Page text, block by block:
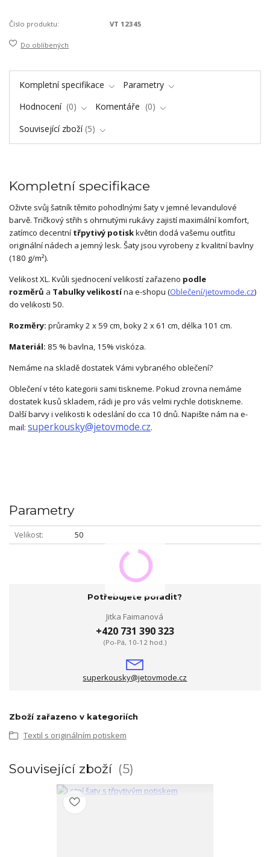
Číslo produktu: VT 12345
Do oblíbených
Kompletní specifikace
Parametry
Hodnocení
0 Komentáře
0
Související zboží 5
Kompletní specifikace
Oživte svůj šatník těmito pohodlnými šaty v jemné levandulové
barvě. Tričkový střih s ohrnutými rukávy zajistí maximální komfort,
zatímco decentní třpytivý potiskkvětin dodá vašemu outfitu
originální nádech a jemný lesk. Šaty jsou vyrobeny z kvalitní bavlny
(180 g/m²).
Velikost XL. Kvůli sjednocení velikostí zařazeno podle
rozměrů a Tabulky velikostína e-shopu (Oblečení/jetovmode.cz)
do velikosti 50.
Rozměry: průramky 2 x 59 cm, boky 2 x 61 cm, délka 101 cm.
Materiál: 85 % bavlna, 15% viskóza.
Nemáme na skladě dostatek Vámi vybraného oblečení?
Oblečení v této kategorii sami tiskneme. Pokud zrovna nemáme
dostatek kusů skladem, rádi je pro vás velmi rychle dotiskneme.
Další barvy i velikosti k odeslání do cca 10 dnů. Napište nám na e-
mail: superkousky@jetovmode.cz.
Parametry
Velikost 50
Potřebujete poradit?
Jitka Faimanová
+420 731 390 323
(Po-Pá, 10-12 hod.)
superkousky@jetovmode.cz
Zboží zařazeno v kategoriích
Textil s originálním potiskem
Související zboží 5